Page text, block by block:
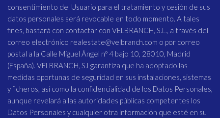
consentimiento del Usuario para el tratamiento y cesión de sus
datos personales será revocable en todo momento. A tales
fines, bastará con contactar con VELBRANCH, S.L., a través del
correo electrónico realestate@velbranch.com o por correo
postal a la Calle Miguel Ángel nº 4 bajo 10, 28010, Madrid
(España). VELBRANCH, S.Lgarantiza que ha adoptado las
medidas oportunas de seguridad en sus instalaciones, sistemas
y ficheros, así como la confidencialidad de los Datos Personales,
aunque revelará a las autoridades públicas competentes los
Datos Personales y cualquier otra información que esté en su